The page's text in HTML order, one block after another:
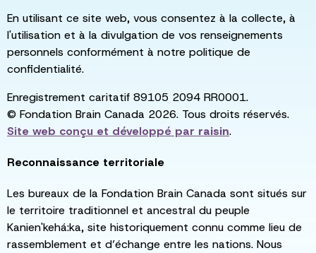
En utilisant ce site web, vous consentez à la collecte, à
l'utilisation et à la divulgation de vos renseignements
personnels conformément à notre politique de
confidentialité.
Enregistrement caritatif 89105 2094 RR0001.
© Fondation Brain Canada 2026. Tous droits réservés.
Site web conçu et développé par raisin.
Reconnaissance territoriale
Les bureaux de la Fondation Brain Canada sont situés sur
le territoire traditionnel et ancestral du peuple
Kanien'kehá:ka, site historiquement connu comme lieu de
rassemblement et d’échange entre les nations. Nous